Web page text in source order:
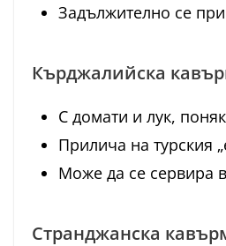
Задължително се
Кърджалийска
С домати и лук,
Прилича на турския
Може да се сервира
Странджанска